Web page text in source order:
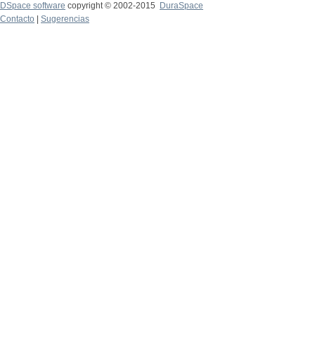
DSpace software copyright © 2002-2015
DuraSpace
Contacto
Sugerencias